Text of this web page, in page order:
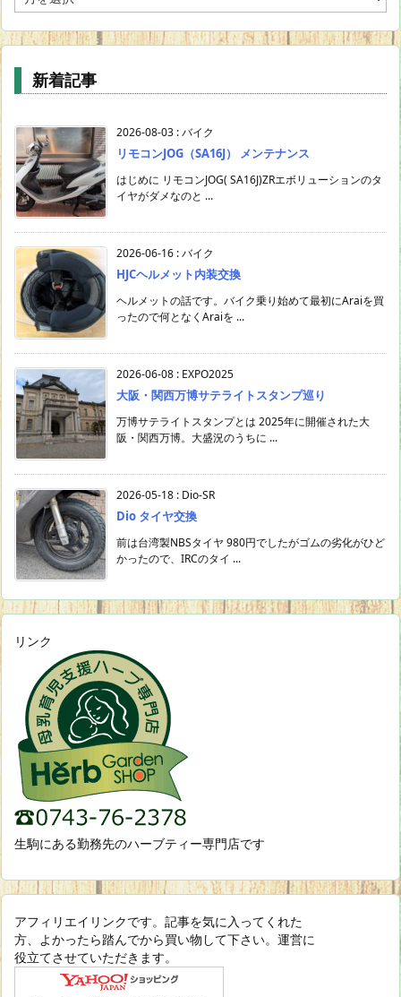
月
で
投
稿
索
新着記事
2026-08-03 :バイク
リモコンJOG（SA16J） メンテナンス
はじめに リモコンJOG( SA16J)ZRエボリューションのタ
イヤがダメなのと ...
2026-06-16 :バイク
HJCヘルメット内装交換
ヘルメットの話です。バイク乗り始めて最初にAraiを買
ったので何となくAraiを ...
2026-06-08 : EXPO2025
大阪・関西万博サテライトスタンプ巡り
万博サテライトスタンプとは 2025年に開催された大
阪・関西万博。大盛況のうちに ...
2026-05-18 : Dio-SR
Dio タイヤ交換
前は台湾製NBSタイヤ 980円でしたがゴムの劣化がひど
かったので、IRCのタイ ...
リンク
生駒にある勤務先のハーブティー専門店です
アフィリエイリンクです。記事を気に入ってくれた
方、よかったら踏んでから買い物して下さい。運営に
役立てさせていただきます。